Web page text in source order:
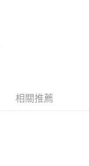
相關推薦